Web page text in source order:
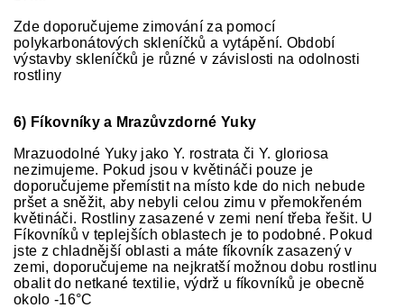
Zde doporučujeme zimování za pomocí
polykarbonátových skleníčků a vytápění. Období
výstavby skleníčků je různé v závislosti na odolnosti
rostliny
6) Fíkovníky a Mrazůvzdorné Yuky
Mrazuodolné Yuky jako Y. rostrata či Y. gloriosa
nezimujeme. Pokud jsou v květináči pouze je
doporučujeme přemístit na místo kde do nich nebude
pršet a sněžit, aby nebyli celou zimu v přemokřeném
květináči. Rostliny zasazené v zemi není třeba řešit. U
Fíkovníků v teplejších oblastech je to podobné. Pokud
jste z chladnější oblasti a máte fíkovník zasazený v
zemi, doporučujeme na nejkratší možnou dobu rostlinu
obalit do netkané textilie, výdrž u fíkovníků je obecně
okolo -16°C